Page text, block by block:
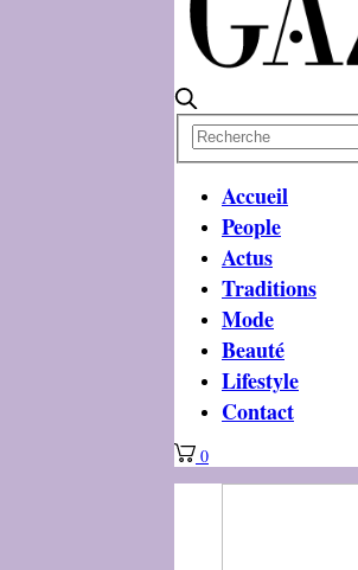
Accueil
People
Actus
Traditions
Mode
Beauté
Lifestyle
Contact
0